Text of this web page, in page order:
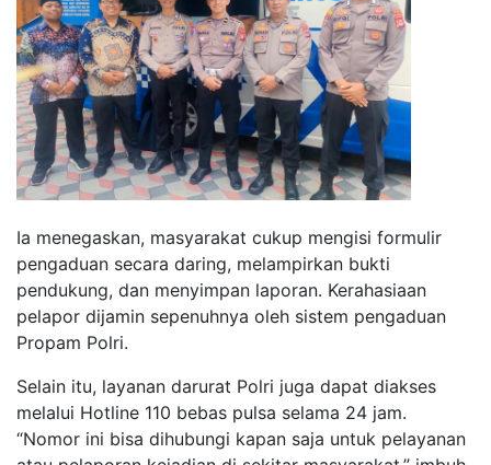
Ia menegaskan, masyarakat cukup mengisi formulir
pengaduan secara daring, melampirkan bukti
pendukung, dan menyimpan laporan. Kerahasiaan
pelapor dijamin sepenuhnya oleh sistem pengaduan
Propam Polri.
Selain itu, layanan darurat Polri juga dapat diakses
melalui Hotline 110 bebas pulsa selama 24 jam.
“Nomor ini bisa dihubungi kapan saja untuk pelayanan